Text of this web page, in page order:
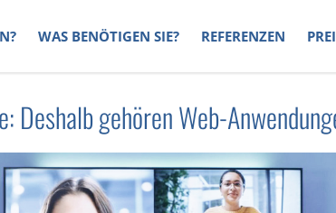
WAS BENÖTIGEN SIE? REFERENZEN
Deshalb gehören Web-